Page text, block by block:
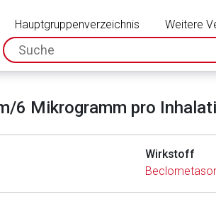
Hauptgruppenverzeichnis
Weitere
spc.search.input.placeholder
6 Mikrogramm pro
Wirkstoff